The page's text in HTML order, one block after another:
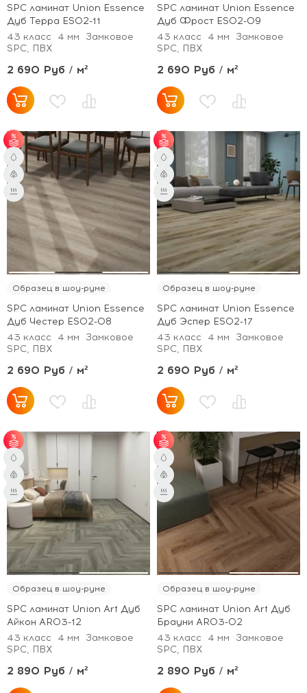
SPC ламинат Union Essence
Дуб Терра ES02-11
43 класс
4 мм
Замковое
SPC, ПВХ
2 690 Руб / м²
SPC ламинат Union Essence
Дуб Фрост ES02-09
43 класс
4 мм
Замковое
SPC, ПВХ
2 690 Руб / м²
от 51 м² - скидка 3%;
от 101 м² - скидка 5%.
Образец в шоу-руме
SPC ламинат Union Essence
Дуб Честер ES02-08
43 класс
4 мм
Замковое
SPC, ПВХ
2 690 Руб / м²
от 51 м² - скидка 3%;
от 101 м² - скидка 5%.
Образец в шоу-руме
SPC ламинат Union Essence
Дуб Эспер ES02-17
43 класс
4 мм
Замковое
SPC, ПВХ
2 690 Руб / м²
от 51 м² - скидка 3%;
от 101 м² - скидка 5%.
Образец в шоу-руме
SPC ламинат Union Art Дуб
Айкон AR03-12
43 класс
4 мм
Замковое
SPC, ПВХ
2 890 Руб / м²
от 51 м² - скидка 3%;
от 101 м² - скидка 5%.
Образец в шоу-руме
SPC ламинат Union Art Дуб
Брауни AR03-02
43 класс
4 мм
Замковое
SPC, ПВХ
2 890 Руб / м²